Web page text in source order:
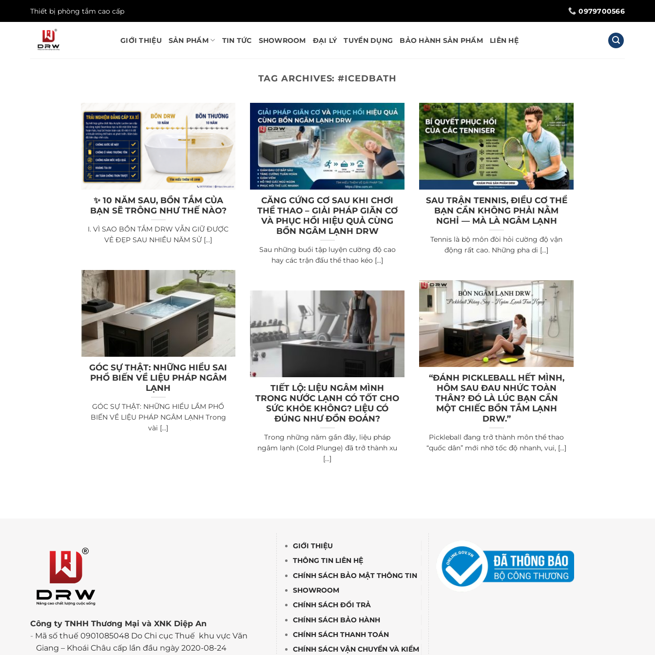
Thiết bị phòng tắm cao cấp 0979700566
GIỚI THIỆU SẢN PHẨM TIN TỨC SHOWROOM ĐẠI LÝ TUYỂN DỤNG BẢO HÀNH SẢN PHẨM LIÊN HỆ
TAG ARCHIVES:#ICEDBATH
✨ 10 NĂM SAU, BỒN TẮM CỦA
BẠN SẼ TRÔNG NHƯ THẾ NÀO?
I. VÌ SAO BỒN TẮM DRW VẪN GIỮ ĐƯỢC
VẺ ĐẸP SAU NHIỀU NĂM SỬ [...]
CĂNG CỨNG CƠ SAU KHI CHƠI
THỂ THAO – GIẢI PHÁP GIÃN CƠ
VÀ PHỤC HỒI HIỆU QUẢ CÙNG
BỒN NGÂM LẠNH DRW
Sau những buổi tập luyện cường độ cao
hay các trận đấu thể thao kéo [...]
SAU TRẬN TENNIS, ĐIỀU CƠ THỂ
BẠN CẦN KHÔNG PHẢI NẰM
NGHỈ — MÀ LÀ NGÂM LẠNH
Tennis là bộ môn đòi hỏi cường độ vận
động rất cao. Những pha di [...]
GÓC SỰ THẬT: NHỮNG HIỂU SAI
PHỔ BIẾN VỀ LIỆU PHÁP NGÂM
LẠNH
GÓC SỰ THẬT: NHỮNG HIỂU LẦM PHỔ
BIẾN VỀ LIỆU PHÁP NGÂM LẠNH Trong
vài [...]
“ĐÁNH PICKLEBALL HẾT MÌNH,
HÔM SAU ĐAU NHỨC TOÀN
THÂN? ĐÓ LÀ LÚC BẠN CẦN
MỘT CHIẾC BỒN TẮM LẠNH
DRW.”
Pickleball đang trở thành môn thể thao
“quốc dân” mới nhờ tốc độ nhanh, vui, [...]
TIẾT LỘ: LIỆU NGÂM MÌNH
TRONG NƯỚC LẠNH CÓ TỐT CHO
SỨC KHỎE KHÔNG? LIỆU CÓ
ĐÚNG NHƯ ĐỒN ĐOÁN?
Trong những năm gần đây, liệu pháp
ngâm lạnh (Cold Plunge) đã trở thành xu
[...]
Công ty TNHH Thương Mại và XNK Diệp An
- Mã số thuế 0901085048 Do Chi cục Thuế khu vực Văn
Giang – Khoái Châu cấp lần đầu ngày 2020-08-24
GIỚI THIỆU
THÔNG TIN LIÊN HỆ
CHÍNH SÁCH BẢO MẬT THÔNG TIN
SHOWROOM
CHÍNH SÁCH ĐỔI TRẢ
CHÍNH SÁCH BẢO HÀNH
CHÍNH SÁCH THANH TOÁN
CHÍNH SÁCH VẬN CHUYỂN VÀ KIỂM